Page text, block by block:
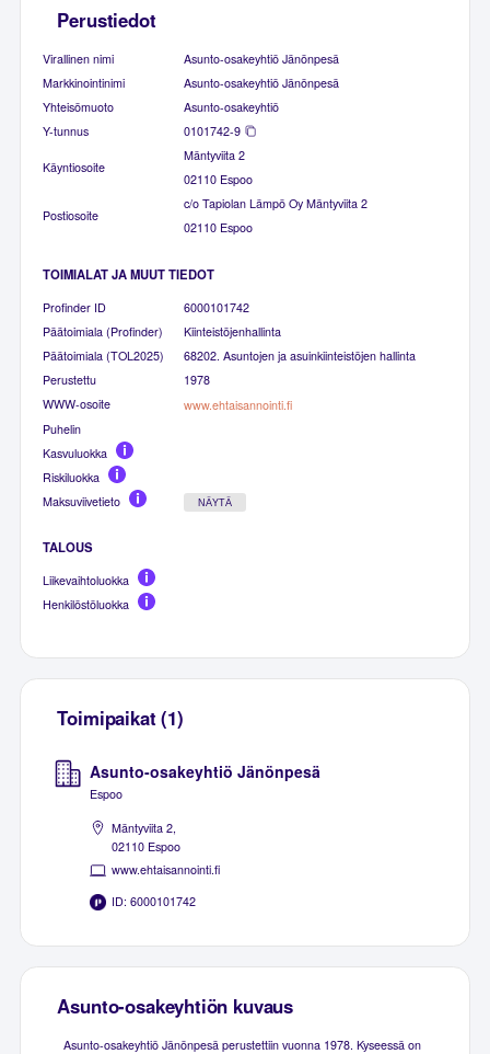
Perustiedot
Virallinen nimi
Asunto-osakeyhtiö Jänönpesä
Markkinointinimi
Asunto-osakeyhtiö Jänönpesä
Yhteisömuoto
Asunto-osakeyhtiö
Y-tunnus
0101742-9
Käyntiosoite
Mäntyviita 2
02110 Espoo
Postiosoite
c/o Tapiolan Lämpö Oy Mäntyviita 2
02110 Espoo
TOIMIALAT JA MUUT TIEDOT
Profinder ID
6000101742
Päätoimiala (Profinder)
Kiinteistöjenhallinta
Päätoimiala (TOL2025)
68202. Asuntojen ja asuinkiinteistöjen hallinta
Perustettu
1978
WWW-osoite
www.ehtaisannointi.fi
Puhelin
Kasvuluokka
Riskiluokka
Maksuviivetieto
NÄYTÄ
TALOUS
Liikevaihtoluokka
Henkilöstöluokka
Toimipaikat (1)
Asunto-osakeyhtiö Jänönpesä
Espoo
Mäntyviita 2,
02110 Espoo
www.ehtaisannointi.fi
ID: 6000101742
Asunto-osakeyhtiön kuvaus
Asunto-osakeyhtiö Jänönpesä perustettiin vuonna 1978. Kyseessä on